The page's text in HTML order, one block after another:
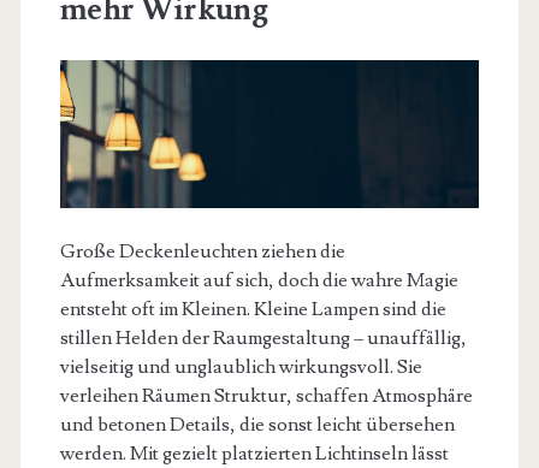
mehr Wirkung
Große Deckenleuchten ziehen die
Aufmerksamkeit auf sich, doch die wahre Magie
entsteht oft im Kleinen. Kleine Lampen sind die
stillen Helden der Raumgestaltung – unauffällig,
vielseitig und unglaublich wirkungsvoll. Sie
verleihen Räumen Struktur, schaffen Atmosphäre
und betonen Details, die sonst leicht übersehen
werden. Mit gezielt platzierten Lichtinseln lässt